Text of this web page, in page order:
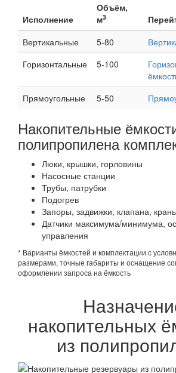
Исполнение
Объём,
м3
Вертикальные
5-80
Горизонтальные
5-100
Прямоугольные
5-50
Накопительные
полипропилена
Люки, крышки, горловины
Насосные станции
Трубы, патрубки
Подогрев
Запоры, задвижки, клапана,
Датчики максимума/минимума,
управления
* Варианты ёмкостей и комплектации с
размерами, точные габариты и оснащение
оформлении запроса на ёмкость
накопительных
из